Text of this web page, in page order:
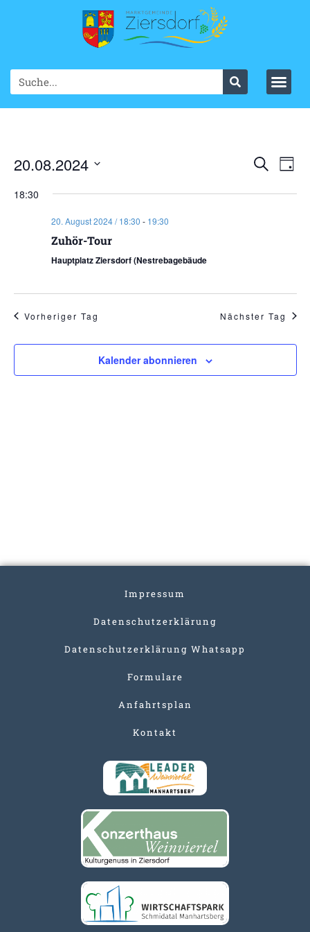
SucheTag
20.08.2024
wählen.
18:30
20. August 2024 / 18:30 - 19:30
Zuhör-Tour
Hauptplatz Ziersdorf (Nestrebagebäude
Vorheriger Tag Nächster Tag
Kalender abonnieren
Impressum
Datenschutzerklärung
Datenschutzerklärung Whatsapp
Formulare
Anfahrtsplan
Kontakt